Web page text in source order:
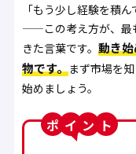
「もう少し経験を積
——この考え方が、最
きた言葉です。 動き
物です。まず市場を
始めましょう。
ポ ン